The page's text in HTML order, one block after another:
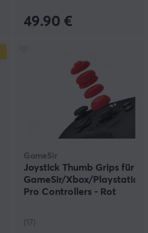
49.90 €
GameSir
Joystick Thumb Grips für
GameSir/Xbox/
Pro Controllers - Rot
(17)